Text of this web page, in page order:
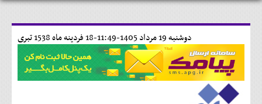
18 فردينه ماه 1538 تبری دوشنبه 19 مرداد 1405-11:49-